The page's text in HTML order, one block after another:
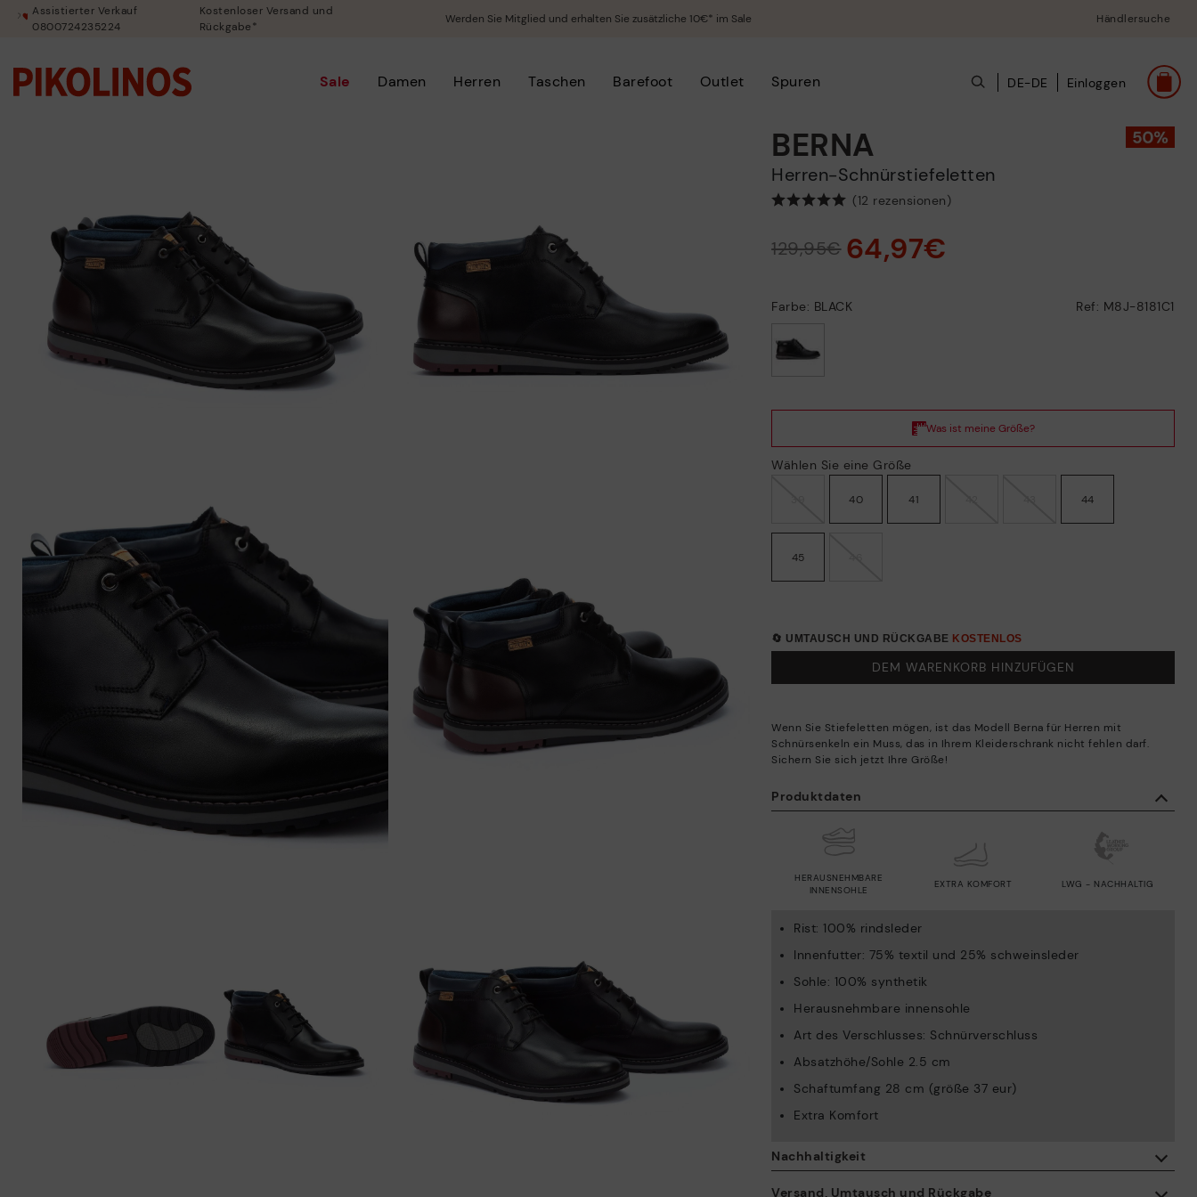
Assistierter Verkauf
0800724235224
Kostenloser Versand und
Rückgabe*
Werden Sie Mitglied und erhalten Sie zusätzliche 10€* im Sale Händlersuche
Sale Damen Herren Taschen Barefoot Outlet Spuren DE-DE Einloggen
Produktdaten
HERAUSNEHMBARE
INNENSOHLE
EXTRA KOMFORT LWG - NACHHALTIG
Rist: 100% rindsleder
Innenfutter: 75% textil und 25% schweinsleder
Sohle: 100% synthetik
Herausnehmbare innensohle
Art des Verschlusses: Schnürverschluss
Absatzhöhe/Sohle 2.5 cm
Schaftumfang 28 cm (größe 37 eur)
Extra Komfort
Versand, Umtausch und Rückgabe
Nachhaltigkeit
Mit dem Kauf dieses Produkts unterstützen Sie eine
BERNA
Herren-Schnürstiefeletten
(12 rezensionen)
129,95€ 64,97€
Farbe: BLACK Ref: M8J-8181C1
Wählen Sie eine Größe
40 41 44
45
🔄 UMTAUSCH UND RÜCKGABE KOSTENLOS
DEM WARENKORB HINZUFÜGEN
Wenn Sie Stiefeletten mögen, ist das Modell Berna für Herren mit
Schnürsenkeln ein Muss, das in Ihrem Kleiderschrank nicht fehlen darf.
Sichern Sie sich jetzt Ihre Größe!